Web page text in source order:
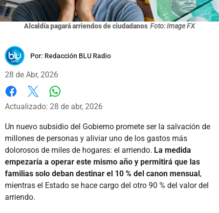
Alcaldía pagará arriendos de ciudadanos Foto: Image FX
Por: Redacción BLU Radio
28 de Abr, 2026
Facebook
X
Actualizado: 28 de abr, 2026
Un nuevo subsidio del Gobierno promete ser la salvación de
millones de personas y aliviar uno de los gastos más
dolorosos de miles de hogares: el arriendo. La medida
empezaría a operar este mismo año y permitirá que las
familias solo deban destinar el 10 % del canon mensual,
mientras el Estado se hace cargo del otro 90 % del valor del
arriendo.